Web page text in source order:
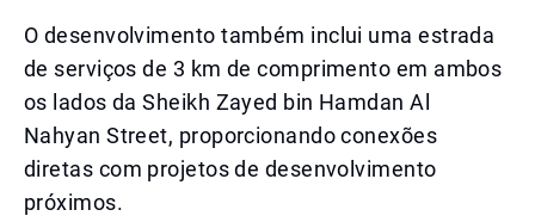
O desenvolvimento também inclui uma estrada
de serviços de 3 km de comprimento em ambos
os lados da Sheikh Zayed bin Hamdan Al
Nahyan Street, proporcionando conexões
diretas com projetos de desenvolvimento
próximos.